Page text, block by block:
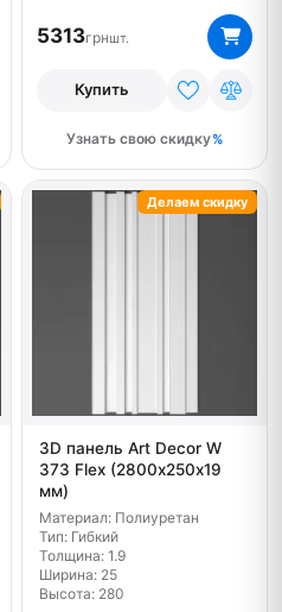
5313грншт.
Купить
Узнать свою скидку
3D панель Art Decor W
373 Flex (2800х250х19
мм)
Материал: Полиуретан
Тип: Гибкий
Толщина: 1.9
Ширина: 25
Высота: 280
Делаем скидку